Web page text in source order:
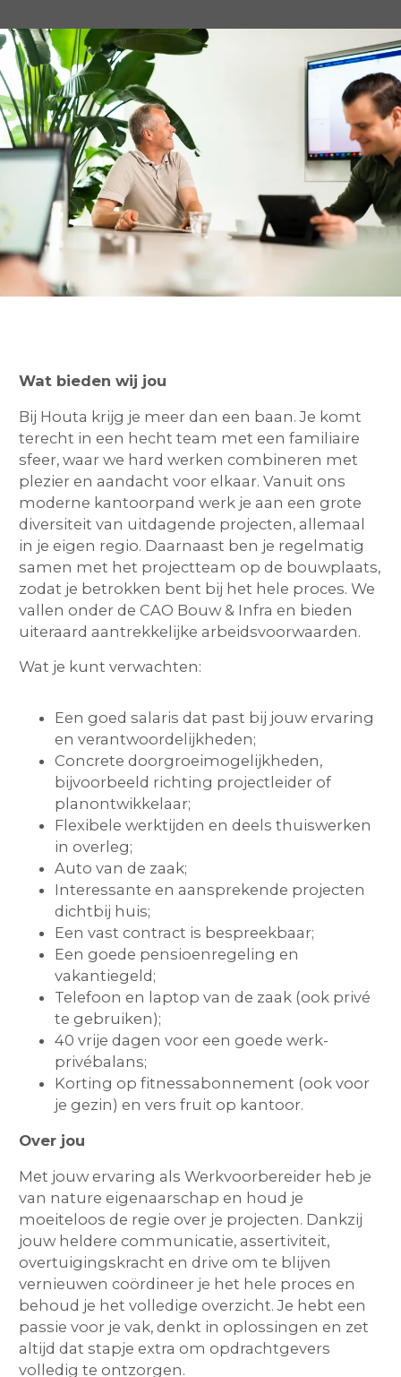
Wat bieden wij jou
Bij Houta krijg je meer dan een baan. Je komt
terecht in een hecht team met een familiaire
sfeer, waar we hard werken combineren met
plezier en aandacht voor elkaar. Vanuit ons
moderne kantoorpand werk je aan een grote
diversiteit van uitdagende projecten, allemaal
in je eigen regio. Daarnaast ben je regelmatig
samen met het projectteam op de bouwplaats,
zodat je betrokken bent bij het hele proces. We
vallen onder de CAO Bouw & Infra en bieden
uiteraard aantrekkelijke arbeidsvoorwaarden.
Wat je kunt verwachten:
Een goed salaris dat past bij jouw ervaring
en verantwoordelijkheden;
Concrete doorgroeimogelijkheden,
bijvoorbeeld richting projectleider of
planontwikkelaar;
Flexibele werktijden en deels thuiswerken
in overleg;
Auto van de zaak;
Interessante en aansprekende projecten
dichtbij huis;
Een vast contract is bespreekbaar;
Een goede pensioenregeling en
vakantiegeld;
Telefoon en laptop van de zaak (ook privé
te gebruiken);
40 vrije dagen voor een goede werk-
privébalans;
Korting op fitnessabonnement (ook voor
je gezin) en vers fruit op kantoor.
Over jou
Met jouw ervaring als Werkvoorbereider heb je
van nature eigenaarschap en houd je
moeiteloos de regie over je projecten. Dankzij
jouw heldere communicatie, assertiviteit,
overtuigingskracht en drive om te blijven
vernieuwen coördineer je het hele proces en
behoud je het volledige overzicht. Je hebt een
passie voor je vak, denkt in oplossingen en zet
altijd dat stapje extra om opdrachtgevers
volledig te ontzorgen.